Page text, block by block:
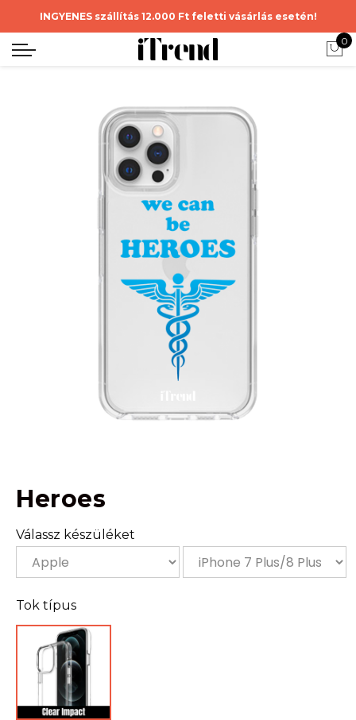
INGYENES szállítás 12.000 Ft feletti vásárlás esetén!
0
Heroes
Válassz készüléket
Tok típus